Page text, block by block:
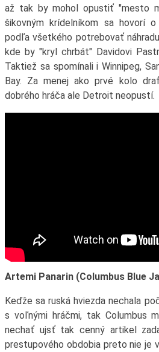
až tak by mohol opustiť "mesto
šikovným krídelníkom sa hovorí
podľa všetkého potrebovať
kde by "kryl chrbát" Davidovi
Taktiež sa spomínali i Winnipeg,
Bay. Za menej ako prvé kolo
dobrého hráča ale Detroit neopustí.
Artemi Panarin (Columbus Blue
Keďže sa ruská hviezda nechala
s voľnými hráčmi, tak Columbus
nechať ujsť tak cenný artikel
prestupového obdobia preto nie je